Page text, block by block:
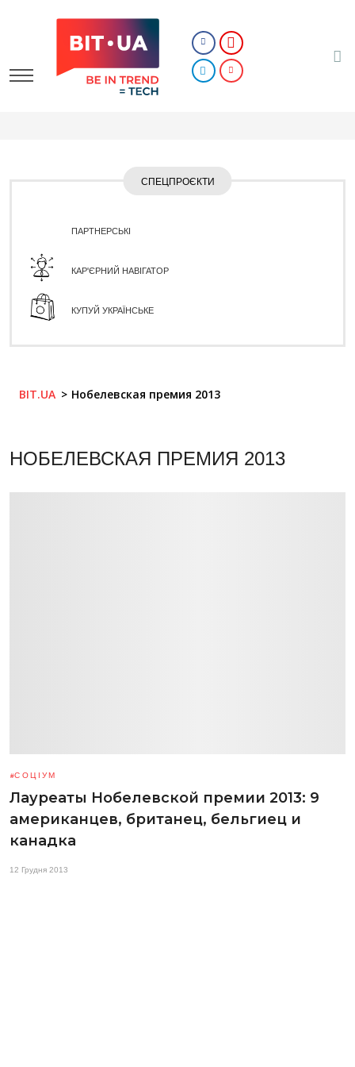
СПЕЦПРОЄКТИ
ПАРТНЕРСЬКІ
КАР'ЄРНИЙ НАВІГАТОР
КУПУЙ УКРАЇНСЬКЕ
BIT.UA Нобелевская премия 2013
НОБЕЛЕВСКАЯ ПРЕМИЯ 2013
СОЦІУМ
Лауреаты Нобелевской премии 2013: 9
американцев, британец, бельгиец и
канадка
12 Грудня 2013